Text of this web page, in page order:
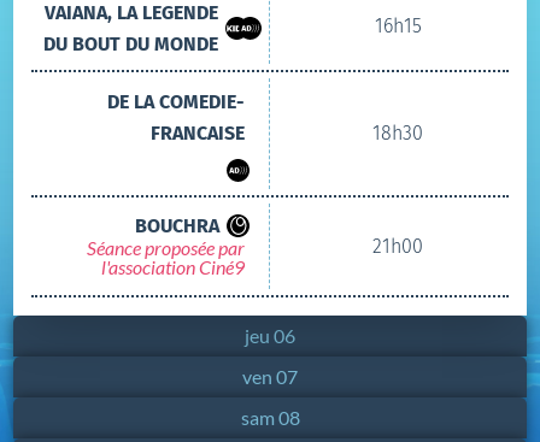
jeu 06
ven 07
sam 08
VAIANA, LA LEGENDE
DU BOUT DU MONDE
16h15
DE LA COMEDIE-
FRANCAISE
18h30
BOUCHRA
Séance proposée par
l'association Ciné9
21h00